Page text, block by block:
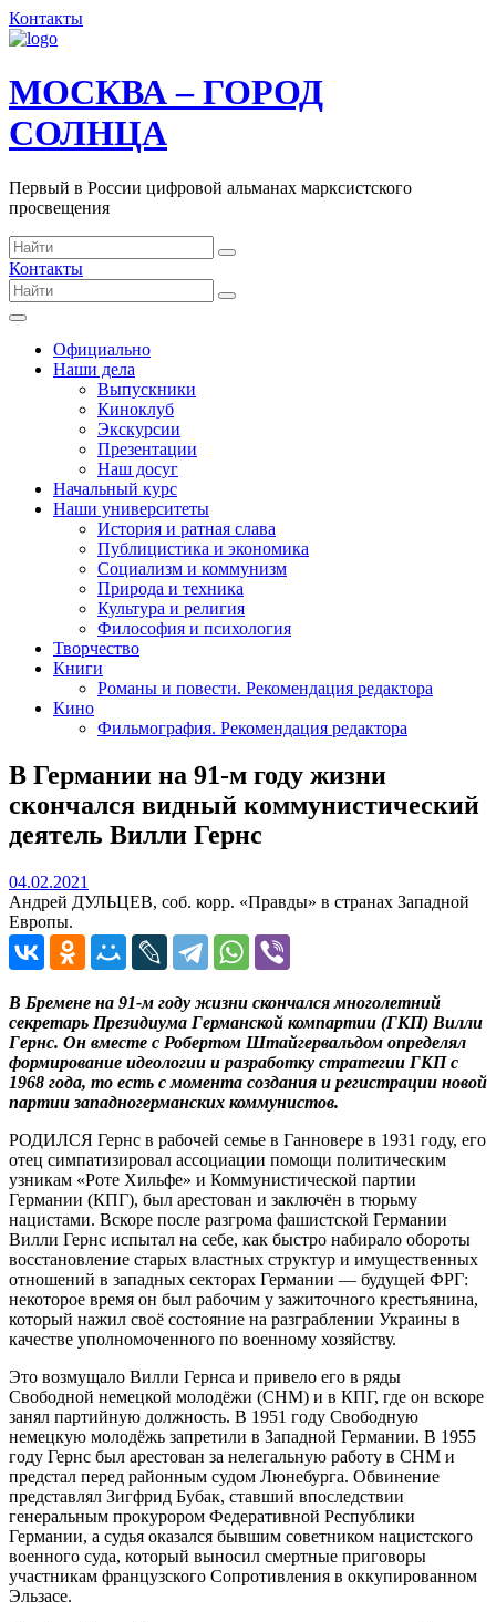
Контакты
МОСКВА – ГОРОД
СОЛНЦА
Первый в России цифровой альманах марксистского
просвещения
Контакты
Официально
Наши дела
Выпускники
Киноклуб
Экскурсии
Презентации
Наш досуг
Начальный курс
Наши университеты
История и ратная слава
Публицистика и экономика
Социализм и коммунизм
Природа и техника
Культура и религия
Философия и психология
Творчество
Книги
Романы и повести. Рекомендация редактора
Кино
Фильмография. Рекомендация редактора
В Германии на 91-м году жизни
скончался видный коммунистический
деятель Вилли Гернс
04.02.2021
Андрей ДУЛЬЦЕВ, соб. корр. «Правды» в странах Западной
Европы.
В Бремене на 91-м году жизни скончался многолетний
секретарь Президиума Германской компартии (ГКП) Вилли
Гернс. Он вместе с Робертом Штайгервальдом определял
формирование идеологии и разработку стратегии ГКП с
1968 года, то есть с момента создания и регистрации новой
партии западногерманских коммунистов.
РОДИЛСЯ Гернс в рабочей семье в Ганновере в 1931 году, его
отец симпатизировал ассоциации помощи политическим
узникам «Роте Хильфе» и Коммунистической партии
Германии (КПГ), был арестован и заключён в тюрьму
нацистами. Вскоре после разгрома фашистской Германии
Вилли Гернс испытал на себе, как быстро набирало обороты
восстановление старых властных структур и имущественных
отношений в западных секторах Германии — будущей ФРГ:
некоторое время он был рабочим у зажиточного крестьянина,
который нажил своё состояние на разграблении Украины в
качестве уполномоченного по военному хозяйству.
Это возмущало Вилли Гернса и привело его в ряды
Свободной немецкой молодёжи (СНМ) и в КПГ, где он вскоре
занял партийную должность. В 1951 году Свободную
немецкую молодёжь запретили в Западной Германии. В 1955
году Гернс был арестован за нелегальную работу в СНМ и
предстал перед районным судом Люнебурга. Обвинение
представлял Зигфрид Бубак, ставший впоследствии
генеральным прокурором Федеративной Республики
Германии, а судья оказался бывшим советником нацистского
военного суда, который выносил смертные приговоры
участникам французского Сопротивления в оккупированном
Эльзасе.